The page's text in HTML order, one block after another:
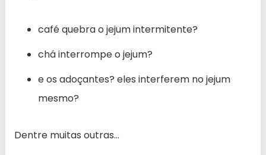
café quebra o jejum intermitente?
chá interrompe o jejum?
e os adoçantes? eles interferem no jejum
mesmo?
Dentre muitas outras…